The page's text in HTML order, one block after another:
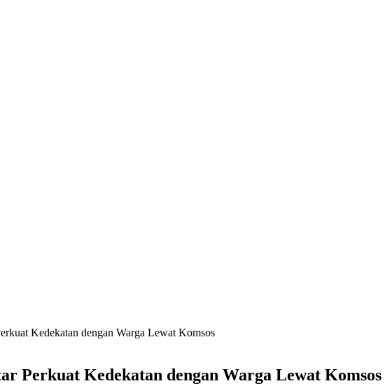
Kedekatan dengan Warga Lewat Komsos
Perkuat Kedekatan dengan Warga Lewat Komsos